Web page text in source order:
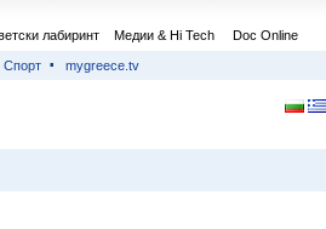
лабиринт Медии & Hi Tech Doc Online
Спорт mygreece.tv